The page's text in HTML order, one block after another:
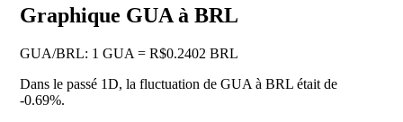
Graphique GUA à BRL
GUA/BRL: 1 GUA = R$0.2402 BRL
Dans le passé 1D, la fluctuation de GUA à BRL était de
-0.69%.